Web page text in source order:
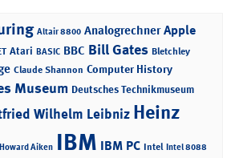
Altair 8800 Analogrechner Apple
Atari BASIC BBC Bill Gates Bletchley
Claude Shannon Computer History
Museum Deutsches Technikmuseum
Wilhelm Leibniz Heinz
Howard Aiken IBM IBM PC Intel Intel 8088